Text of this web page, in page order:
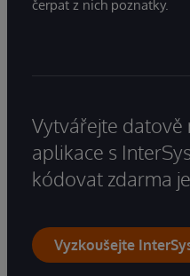
čerpat z nich poznatky.
Vytvářejte datově
aplikace s
kódovat zdarma
Vyzkoušejte